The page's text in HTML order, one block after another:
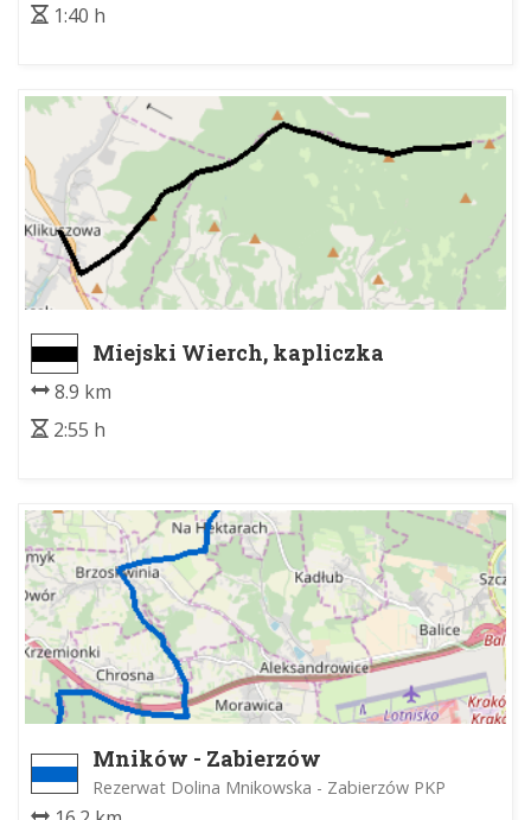
1:40 h
Miejski Wierch, kapliczka
myśliwych - Klikuszowa
8.9 km
2:55 h
Mników - Zabierzów
Rezerwat Dolina Mnikowska - Zabierzów PKP